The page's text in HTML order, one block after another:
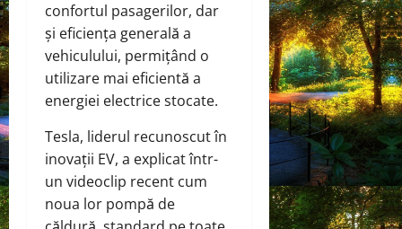
confortul pasagerilor, dar
și eficiența generală a
vehiculului, permițând o
utilizare mai eficientă a
energiei electrice stocate.
Tesla, liderul recunoscut în
inovații EV, a explicat într-
un videoclip recent cum
noua lor pompă de